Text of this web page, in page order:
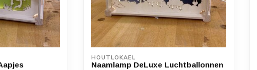
HOUTLOKAEL
Naamlamp DeLuxe Luchtballonnen